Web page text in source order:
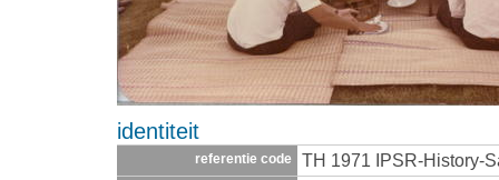
identiteit
referentie code TH 1971 IPSR-History-